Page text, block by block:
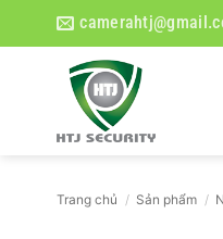
Trang chủ / Sản phẩm /